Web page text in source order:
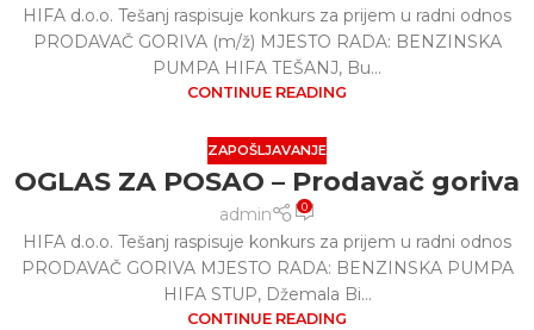
HIFA d.o.o. Tešanj raspisuje konkurs za prijem u radni odnos
PRODAVAČ GORIVA (m/ž) MJESTO RADA: BENZINSKA
PUMPA HIFA TEŠANJ, Bu...
CONTINUE READING
ZAPOŠLJAVANJE
OGLAS ZA POSAO – Prodavač goriva
admin 0
HIFA d.o.o. Tešanj raspisuje konkurs za prijem u radni odnos
PRODAVAČ GORIVA MJESTO RADA: BENZINSKA PUMPA
HIFA STUP, Džemala Bi...
CONTINUE READING